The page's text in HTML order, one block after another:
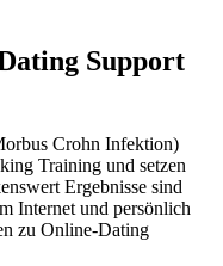
Support
Crohn Infektion)
Training und setzen
Ergebnisse sind
Internet und persönlich
zu Online-Dating